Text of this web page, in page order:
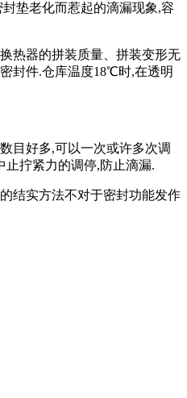
垫老化而惹起的滴漏现象,容
热器的拼装质量、拼装变形无
封件.仓库温度18℃时,在透明
目好多,可以一次或许多次调
止拧紧力的调停,防止滴漏.
结实方法不对于密封功能发作